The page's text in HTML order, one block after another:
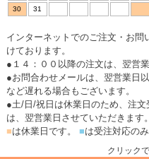
30
31
インターネットでのご注文・お
けております。
●１４：００以降の注文は、翌営
●お問合わせメールは、翌営業日
など遅れる場合もございます。
●土/日/祝日は休業日のため、注
は、翌営業日させていただきます。
■は休業日です。 ■は受注対応のみ
クリック